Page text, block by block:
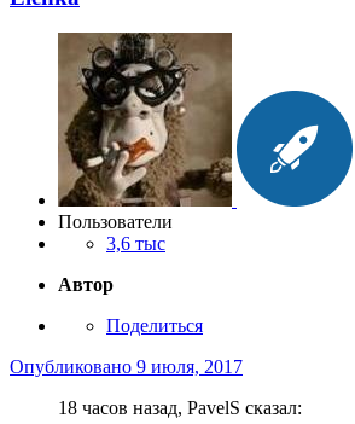
Пользователи
3,6 тыс
Автор
Поделиться
Опубликовано 9 июля, 2017
18 часов назад, PavelS сказал: